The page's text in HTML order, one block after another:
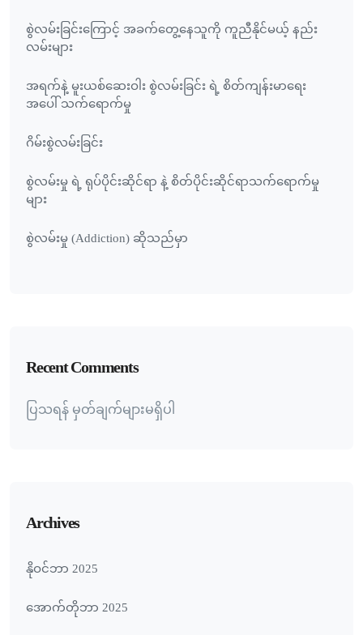
စွဲလမ်းခြင်းကြောင့် အခက်တွေ့နေသူကို ကူညီနိုင်မယ့် နည်း
လမ်းများ
အရက်နဲ့ မူးယစ်ဆေးဝါး စွဲလမ်းခြင်း ရဲ့ စိတ်ကျန်းမာရေး
အပေါ် သက်ရောက်မှု
ဂိမ်းစွဲလမ်းခြင်း
စွဲလမ်းမှု ရဲ့ ရုပ်ပိုင်းဆိုင်ရာ နဲ့ စိတ်ပိုင်းဆိုင်ရာသက်ရောက်မှု
များ
စွဲလမ်းမှု (Addiction) ဆိုသည်မှာ
Recent Comments
ပြသရန် မှတ်ချက်များမရှိပါ
Archives
နိုဝင်ဘာ 2025
အောက်တိုဘာ 2025